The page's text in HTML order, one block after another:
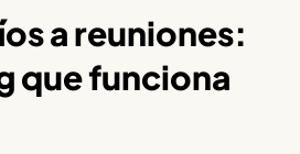
a reuniones:
que funciona